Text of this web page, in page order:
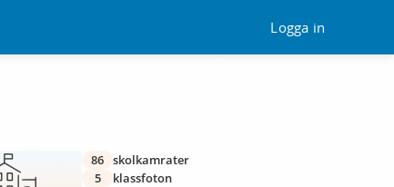
Logga in
86 skolkamrater
5
klassfoton